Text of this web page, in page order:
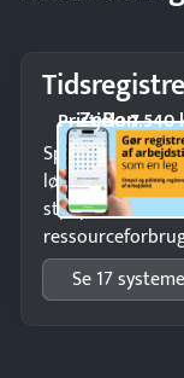
ZeBon
Pristjek: 7.540
Spar tid på
lønberegning og
styr på
Se 17